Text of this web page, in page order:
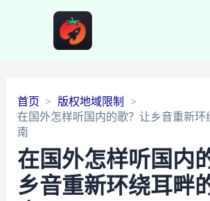
首页
版权地域限制
在国外怎样听国内的歌？让乡音重新环
南
在国外怎样听国内
乡音重新环绕耳畔